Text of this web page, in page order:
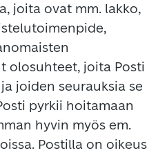
joita ovat mm. lakko,
olosuhteet, joita Posti
joiden seurauksia se
pyrkii hoitamaan
hyvin myös em.
Postilla on oikeus